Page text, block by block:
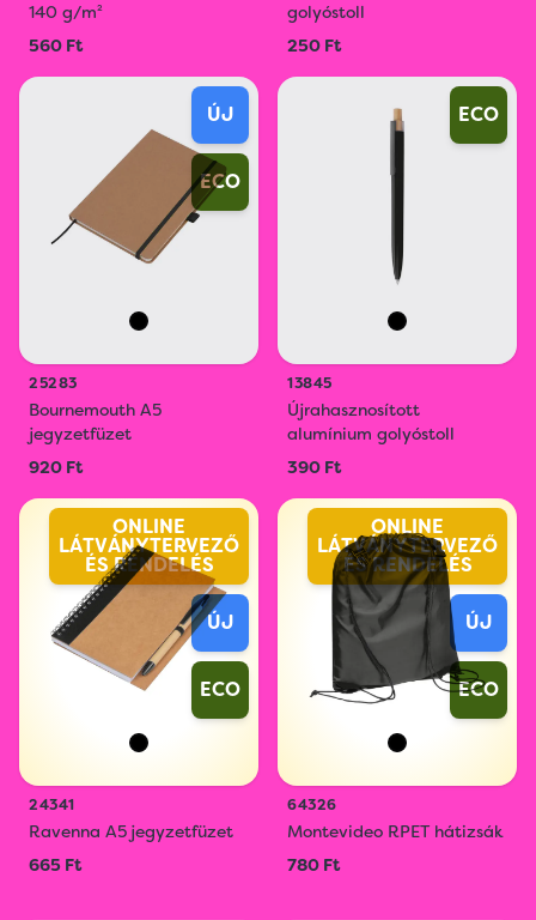
140 g/m²
560 Ft
golyóstoll
250 Ft
ÚJ
ECO
25283
Bournemouth A5
jegyzetfüzet
920 Ft
ECO
13845
Újrahasznosított
alumínium golyóstoll
390 Ft
ONLINE
LÁTVÁNYTERVEZŐ
ÉS RENDELÉS
ÚJ
ECO
24341
Ravenna A5 jegyzetfüzet
665 Ft
ONLINE
LÁTVÁNYTERVEZŐ
ÉS RENDELÉS
ÚJ
ECO
64326
Montevideo RPET hátizsák
780 Ft